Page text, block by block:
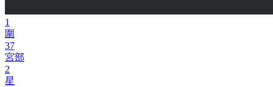
1
圍
37
宮部
2
星